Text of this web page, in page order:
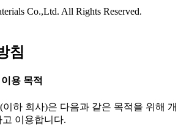
Co.,Ltd. All Rights Reserved.
침
용 목적
하 회사)은 다음과 같은 목적을 위해 개
이용합니다.